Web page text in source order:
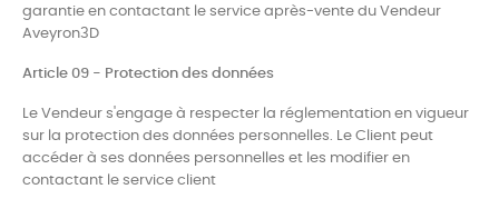
garantie en contactant le service après-vente du Vendeur
Aveyron3D
Article 09 - Protection des données
Le Vendeur s'engage à respecter la réglementation en vigueur
sur la protection des données personnelles. Le Client peut
accéder à ses données personnelles et les modifier en
contactant le service client